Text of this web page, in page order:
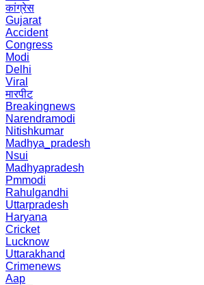
कांग्रेस
Gujarat
Accident
Congress
Modi
Delhi
Viral
मारपीट
Breakingnews
Narendramodi
Nitishkumar
Madhya_pradesh
Nsui
Madhyapradesh
Pmmodi
Rahulgandhi
Uttarpradesh
Haryana
Cricket
Lucknow
Uttarakhand
Crimenews
Aap